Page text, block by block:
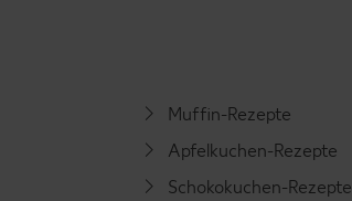
Muffin-Rezepte
Apfelkuchen-Rezepte
Schokokuchen-Rezepte